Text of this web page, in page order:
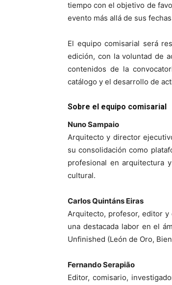
tiempo con el objetivo de
evento más allá de sus
El equipo comisarial será
edición, con la voluntad de
contenidos de la
catálogo y el desarrollo de
Sobre el equipo comisarial
Nuno Sampaio
Arquitecto y director
su consolidación como
profesional en arquitectura
cultural.
Carlos Quintáns Eiras
Arquitecto, profesor, editor y
una destacada labor en el
Unfinished (León de Oro,
Fernando Serapião
Editor, comisario,